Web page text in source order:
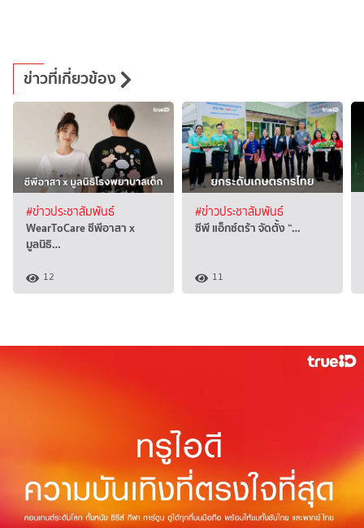
ข่าวที่เกี่ยวข้อง
#ข่าวประชาสัมพันธ์
WearToCare ซีพีอาสา x
มูลนิธิ…
12
#ข่าวประชาสัมพันธ์
ซีพี แอ็กซ์ตร้า จัดตั้ง “…
11